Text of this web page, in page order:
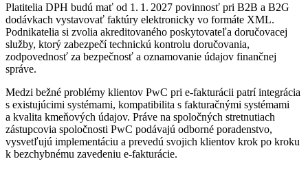
Platitelia DPH budú mať od 1. 1. 2027 povinnosť pri B2B a B2G
dodávkach vystavovať faktúry elektronicky vo formáte XML.
Podnikatelia si zvolia akreditovaného poskytovateľa doručovacej
služby, ktorý zabezpečí technickú kontrolu doručovania,
zodpovednosť za bezpečnosť a oznamovanie údajov finančnej
správe.
Medzi bežné problémy klientov PwC pri e-fakturácii patrí integrácia
s existujúcimi systémami, kompatibilita s fakturačnými systémami
a kvalita kmeňových údajov. Práve na spoločných stretnutiach
zástupcovia spoločnosti PwC podávajú odborné poradenstvo,
vysvetľujú implementáciu a prevedú svojich klientov krok po kroku
k bezchybnému zavedeniu e-fakturácie.